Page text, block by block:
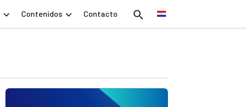
Contenidos Contacto